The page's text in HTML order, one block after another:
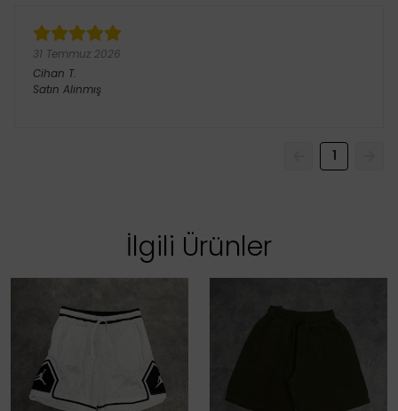
31 Temmuz 2026
Cihan T.
Satın Alınmış
1
İlgili Ürünler